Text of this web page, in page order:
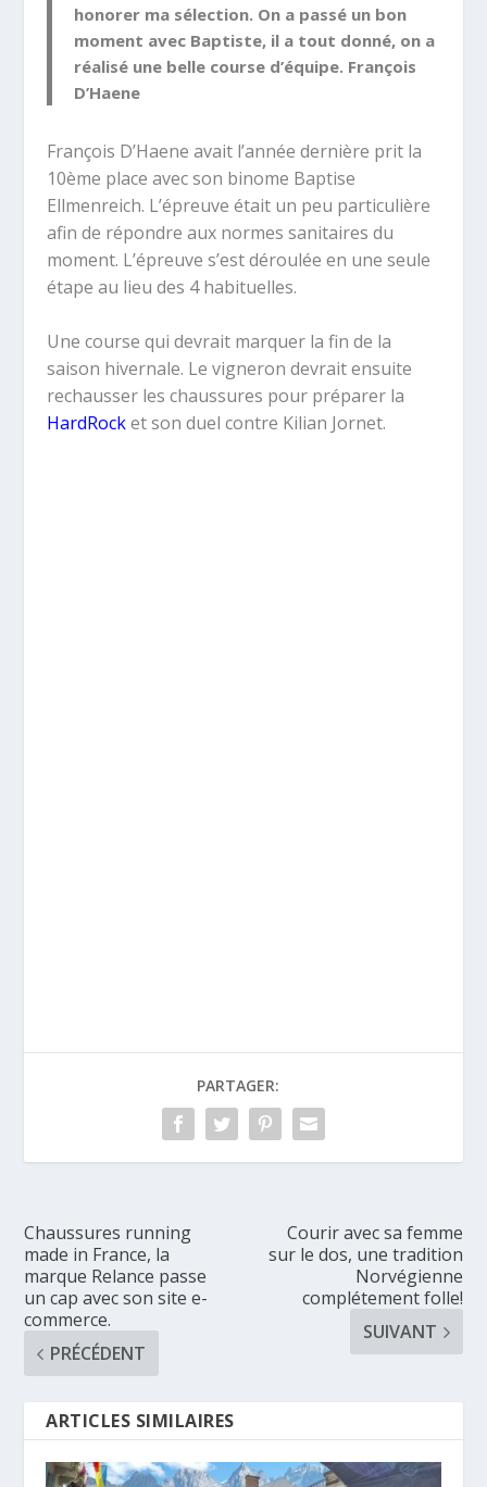
honorer ma sélection. On a passé un bon
moment avec Baptiste, il a tout donné, on a
réalisé une belle course d’équipe. François
D’Haene
François D’Haene avait l’année dernière prit la
10ème place avec son binome Baptise
Ellmenreich. L’épreuve était un peu particulière
afin de répondre aux normes sanitaires du
moment. L’épreuve s’est déroulée en une seule
étape au lieu des 4 habituelles.
Une course qui devrait marquer la fin de la
saison hivernale. Le vigneron devrait ensuite
rechausser les chaussures pour préparer la
HardRocket son duel contre Kilian Jornet.
PARTAGER:
Chaussures running
made in France, la
marque Relance passe
un cap avec son site e-
commerce.
PRÉCÉDENT
Courir avec sa femme
sur le dos, une tradition
Norvégienne
complétement folle!
SUIVANT
ARTICLES SIMILAIRES